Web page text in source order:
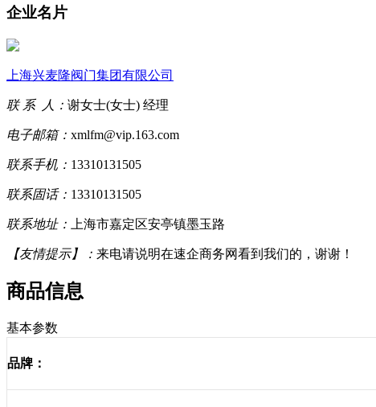
企业名片
上海兴麦隆阀门集团有限公司
联 系 人： 谢女士(女士) 经理
电子邮箱： xmlfm@vip.163.com
联系手机： 13310131505
联系固话： 13310131505
联系地址： 上海市嘉定区安亭镇墨玉路
【友情提示】： 来电请说明在速企商务网看到我们的，谢谢！
商品信息
基本参数
品牌：